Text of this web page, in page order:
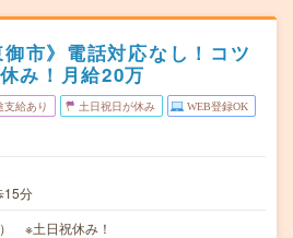
市》電話対応なし！コツ
み！月給20万
支給あり 土日祝日が休み WEB登録OK
15分
※土日祝休み！